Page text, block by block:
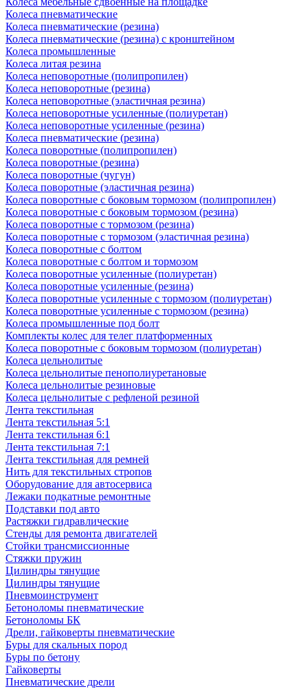
Колеса пневматические
Колеса пневматические (резина)
Колеса пневматические (резина) с кронштейном
Колеса промышленные
Колеса литая резина
Колеса неповоротные (полипропилен)
Колеса неповоротные (резина)
Колеса неповоротные (эластичная резина)
Колеса неповоротные усиленные (полиуретан)
Колеса неповоротные усиленные (резина)
Колеса пневматические (резина)
Колеса поворотные (полипропилен)
Колеса поворотные (резина)
Колеса поворотные (чугун)
Колеса поворотные (эластичная резина)
Колеса поворотные c боковым тормозом (полипропилен)
Колеса поворотные c боковым тормозом (резина)
Колеса поворотные c тормозом (резина)
Колеса поворотные c тормозом (эластичная резина)
Колеса поворотные с болтом
Колеса поворотные с болтом и тормозом
Колеса поворотные усиленные (полиуретан)
Колеса поворотные усиленные (резина)
Колеса поворотные усиленные с тормозом (полиуретан)
Колеса поворотные усиленные с тормозом (резина)
Колеса промышленные под болт
Комплекты колес для телег платформенных
Колеса поворотные c боковым тормозом (полиуретан)
Колеса цельнолитые
Колеса цельнолитые пенополиуретановые
Колеса цельнолитые резиновые
Колеса цельнолитые с рефленой резиной
Лента текстильная
Лента текстильная 5:1
Лента текстильная 6:1
Лента текстильная 7:1
Лента текстильная для ремней
Нить для текстильных стропов
Оборудование для автосервиса
Лежаки подкатные ремонтные
Подставки под авто
Растяжки гидравлические
Стенды для ремонта двигателей
Стойки трансмиссионные
Стяжки пружин
Цилиндры тянущие
Цилиндры тянущие
Пневмоинструмент
Бетоноломы пневматические
Бетоноломы БК
Дрели, гайковерты пневматические
Буры для скальных пород
Буры по бетону
Гайковерты
Пневматические дрели